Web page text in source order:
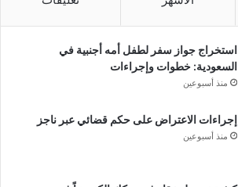
استخراج جواز سفر لطفل أمه أجنبية في
السعودية: خطوات وإجراءات
منذ أسبوعين
إجراءات الاعتراض على حكم قضائي عبر ناجز
منذ أسبوعين